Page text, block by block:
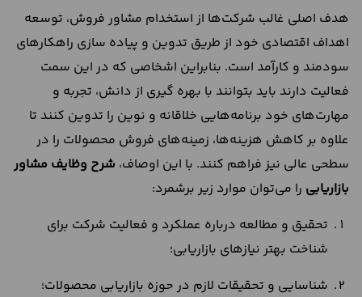
هدف اصلی غالب شرکت‌ها از استخدام مشاور فروش، توسعه
اهداف اقتصادی خود از طریق تدوین و پیاده سازی راهکارهای
سودمند و کارآمد است. بنابراین اشخاصی که در این سمت
فعالیت دارند باید بتوانند با بهره‌ گیری از دانش، تجربه و
مهارت‌های خود برنامه‌هایی خلاقانه و نوین را تدوین کنند تا
علاوه بر کاهش هزینه‌ها، زمینه‌های فروش محصولات را در
سطحی عالی نیز فراهم کنند. با این اوصاف، شرح وظایف مشاور
بازاریابی را می‌توان موارد زیر برشمرد:
تحقیق و مطالعه درباره عملکرد و فعالیت شرکت برای
شناخت بهتر نیاز‌های بازاریابی؛
شناسایی و تحقیقات لازم در حوزه بازاریابی محصولات؛